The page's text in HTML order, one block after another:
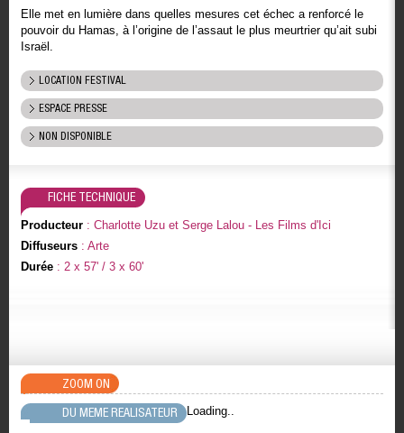
Elle met en lumière dans quelles mesures cet échec a renforcé le
pouvoir du Hamas, à l’origine de l’assaut le plus meurtrier qu’ait subi
Israël.
LOCATION FESTIVAL
ESPACE PRESSE
NON DISPONIBLE
FICHE TECHNIQUE
Producteur: Charlotte Uzu et Serge Lalou - Les Films d'Ici
Diffuseurs: Arte
Durée: 2 x 57' / 3 x 60'
ZOOM ON
DU MEME REALISATEUR
Loading..